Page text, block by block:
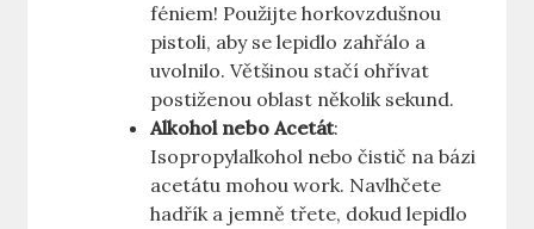
féniem! Použijte horkovzdušnou‍
pistoli, aby se lepidlo zahřálo a
uvolnilo. Většinou stačí ohřívat
postiženou oblast⁣ několik sekund.
Alkohol ⁢nebo‍ Acetát:
Isopropylalkohol nebo čistič na bázi
acetátu mohou work. Navlhčete
hadřík a jemně třete, dokud lepidlo